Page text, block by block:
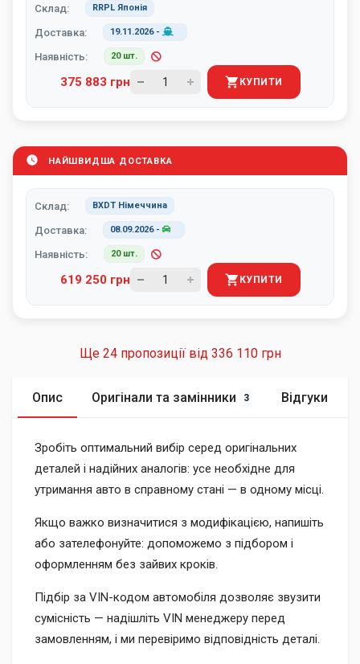
Склад: RRPL Японія
Доставка: 19.11.2026-
Наявність: 20 шт.
375 883 грн КУПИТИ
НАЙШВИДША ДОСТАВКА
Склад: BXDT Німеччина
Доставка: 08.09.2026-
Наявність: 20 шт.
619 250 грн КУПИТИ
Ще 24 пропозиції від 336 110 грн
Опис Оригінали та замінники 3 Відгуки
Зробіть оптимальний вибір серед оригінальних
деталей і надійних аналогів: усе необхідне для
утримання авто в справному стані — в одному місці.
Якщо важко визначитися з модифікацією, напишіть
або зателефонуйте: допоможемо з підбором і
оформленням без зайвих кроків.
Підбір за VIN-кодом автомобіля дозволяє звузити
сумісність — надішліть VIN менеджеру перед
замовленням, і ми перевіримо відповідність деталі.